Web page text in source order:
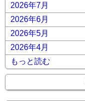
2026年7月
2026年6月
2026年5月
2026年4月
もっと読む